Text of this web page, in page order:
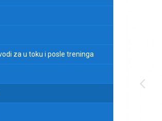
za u toku i posle treninga